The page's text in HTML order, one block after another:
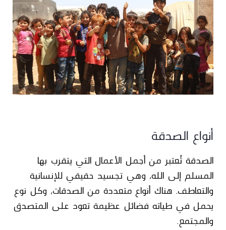
أنواع الصدقة
الصدقة تُعتبر من أجمل الأعمال التي يتقرب بها
المسلم إلى الله، وهي تجسيد حقيقي للإنسانية
والتعاطف. هناك أنواع متعددة من الصدقات، وكل نوع
يحمل في طياته فضائل عظيمة تعود على المتصدق
والمجتمع.